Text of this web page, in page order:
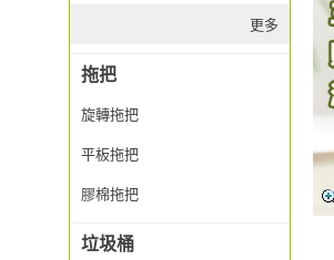
更多
拖把
旋轉拖把
平板拖把
膠棉拖把
垃圾桶